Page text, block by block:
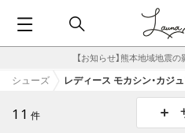
【お知らせ】熊本地域地震
シューズ レディース モカシン・カジ
11 件